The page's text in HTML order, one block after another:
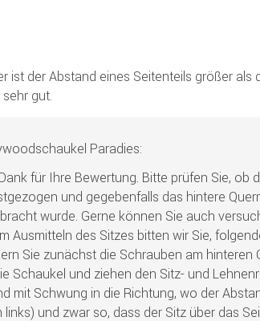
ist der Abstand eines Seitenteils größer als
gut.
Paradies:
für Ihre Bewertung. Bitte prüfen Sie, ob
und gegebenfalls das hintere
wurde. Gerne können Sie auch
Ausmitteln des Sitzes bitten wir Sie,
Sie zunächst die Schrauben am hinteren
Schaukel und ziehen den Sitz- und
mit Schwung in die Richtung, wo der
links) und zwar so, dass der Sitz über das